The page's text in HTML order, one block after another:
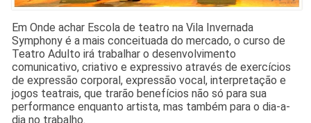
Em Onde achar Escola de teatro na Vila Invernada
Symphony é a mais conceituada do mercado, o curso de
Teatro Adulto irá trabalhar o desenvolvimento
comunicativo, criativo e expressivo através de exercícios
de expressão corporal, expressão vocal, interpretação e
jogos teatrais, que trarão benefícios não só para sua
performance enquanto artista, mas também para o dia-a-
dia no trabalho.